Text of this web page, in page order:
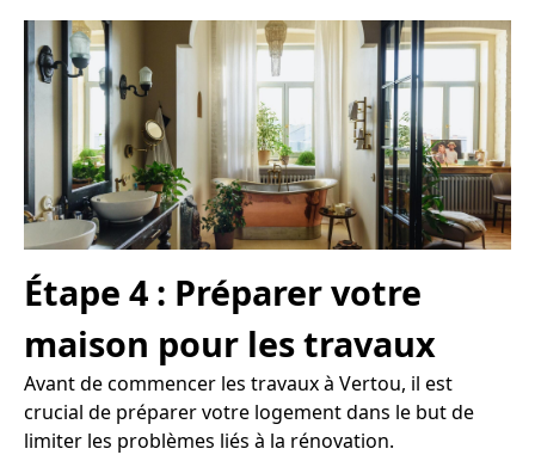
Étape 4 : Préparer votre
maison pour les travaux
Avant de commencer les travaux à Vertou, il est
crucial de préparer votre logement dans le but de
limiter les problèmes liés à la rénovation.